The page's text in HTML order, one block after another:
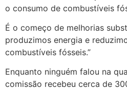
o consumo de combustíveis
É o começo de melhorias
produzimos energia e
combustíveis fósseis.”
Enquanto ninguém falou na
comissão recebeu cerca de